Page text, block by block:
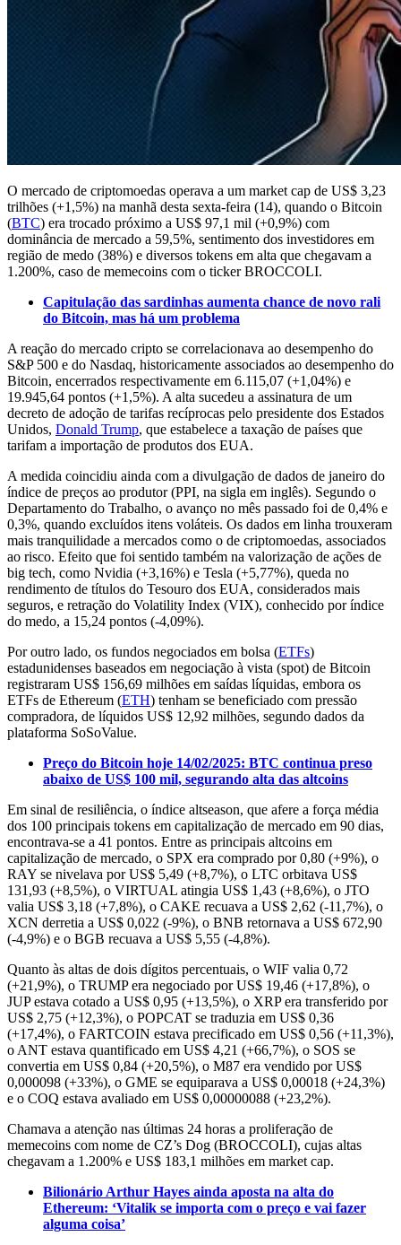
O mercado de criptomoedas operava a um market cap de US$ 3,23
trilhões (+1,5%) na manhã desta sexta-feira (14), quando o Bitcoin
(BTC) era trocado próximo a US$ 97,1 mil (+0,9%) com
dominância de mercado a 59,5%, sentimento dos investidores em
região de medo (38%) e diversos tokens em alta que chegavam a
1.200%, caso de memecoins com o ticker BROCCOLI.
Capitulação das sardinhas aumenta chance de novo rali
do Bitcoin, mas há um problema
A reação do mercado cripto se correlacionava ao desempenho do
S&P 500 e do Nasdaq, historicamente associados ao desempenho do
Bitcoin, encerrados respectivamente em 6.115,07 (+1,04%) e
19.945,64 pontos (+1,5%). A alta sucedeu a assinatura de um
decreto de adoção de tarifas recíprocas pelo presidente dos Estados
Unidos, Donald Trump, que estabelece a taxação de países que
tarifam a importação de produtos dos EUA.
A medida coincidiu ainda com a divulgação de dados de janeiro do
índice de preços ao produtor (PPI, na sigla em inglês). Segundo o
Departamento do Trabalho, o avanço no mês passado foi de 0,4% e
0,3%, quando excluídos itens voláteis. Os dados em linha trouxeram
mais tranquilidade a mercados como o de criptomoedas, associados
ao risco. Efeito que foi sentido também na valorização de ações de
big tech, como Nvidia (+3,16%) e Tesla (+5,77%), queda no
rendimento de títulos do Tesouro dos EUA, considerados mais
seguros, e retração do Volatility Index (VIX), conhecido por índice
do medo, a 15,24 pontos (-4,09%).
Por outro lado, os fundos negociados em bolsa (ETFs)
estadunidenses baseados em negociação à vista (spot) de Bitcoin
registraram US$ 156,69 milhões em saídas líquidas, embora os
ETFs de Ethereum (ETH) tenham se beneficiado com pressão
compradora, de líquidos US$ 12,92 milhões, segundo dados da
plataforma SoSoValue.
Preço do Bitcoin hoje 14/02/2025: BTC continua preso
abaixo de US$ 100 mil, segurando alta das altcoins
Em sinal de resiliência, o índice altseason, que afere a força média
dos 100 principais tokens em capitalização de mercado em 90 dias,
encontrava-se a 41 pontos. Entre as principais altcoins em
capitalização de mercado, o SPX era comprado por 0,80 (+9%), o
RAY se nivelava por US$ 5,49 (+8,7%), o LTC orbitava US$
131,93 (+8,5%), o VIRTUAL atingia US$ 1,43 (+8,6%), o JTO
valia US$ 3,18 (+7,8%), o CAKE recuava a US$ 2,62 (-11,7%), o
XCN derretia a US$ 0,022 (-9%), o BNB retornava a US$ 672,90
(-4,9%) e o BGB recuava a US$ 5,55 (-4,8%).
Quanto às altas de dois dígitos percentuais, o WIF valia 0,72
(+21,9%), o TRUMP era negociado por US$ 19,46 (+17,8%), o
JUP estava cotado a US$ 0,95 (+13,5%), o XRP era transferido por
US$ 2,75 (+12,3%), o POPCAT se traduzia em US$ 0,36
(+17,4%), o FARTCOIN estava precificado em US$ 0,56 (+11,3%),
o ANT estava quantificado em US$ 4,21 (+66,7%), o SOS se
convertia em US$ 0,84 (+20,5%), o M87 era vendido por US$
0,000098 (+33%), o GME se equiparava a US$ 0,00018 (+24,3%)
e o COQ estava avaliado em US$ 0,00000088 (+23,2%).
Chamava a atenção nas últimas 24 horas a proliferação de
memecoins com nome de CZ’s Dog (BROCCOLI), cujas altas
chegavam a 1.200% e US$ 183,1 milhões em market cap.
Bilionário Arthur Hayes ainda aposta na alta do
Ethereum: ‘Vitalik se importa com o preço e vai fazer
alguma coisa’